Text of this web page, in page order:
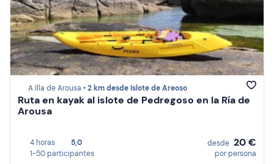
A Illa de Arousa •2 km desde Islote de Areoso
Ruta en kayak al islote de Pedregoso en la Ría de
Arousa
4 horas
5,0
1-50 participantes
desde 20 €
por persona